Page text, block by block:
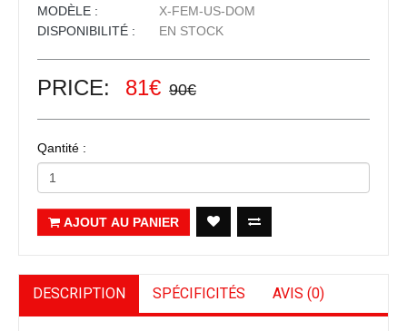
MODÈLE :
X-FEM-US-DOM
DISPONIBILITÉ :
EN STOCK
PRICE: 81€ 90€
Qantité :
AJOUT AU PANIER
DESCRIPTION SPÉCIFICITÉS AVIS (0)